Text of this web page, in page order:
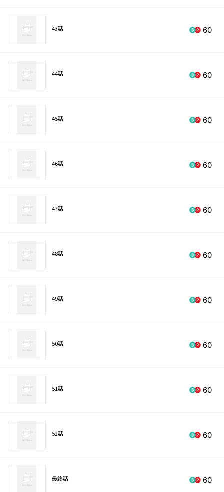
43話 60
44話 60
45話 60
46話 60
47話 60
48話 60
49話 60
50話 60
51話 60
52話 60
最終話 60